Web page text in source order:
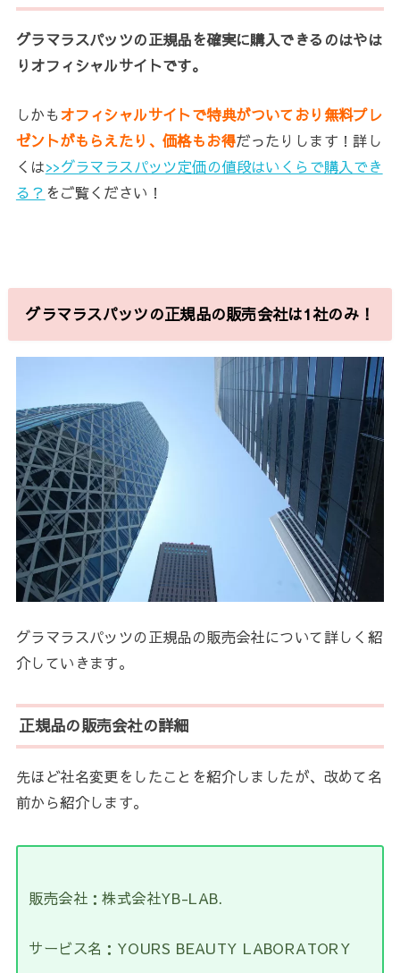
グラマラスパッツの正規品を確実に購入できるのはやは
りオフィシャルサイトです。
しかもオフィシャルサイトで特典がついており無料プレ
ゼントがもらえたり、価格もお得だったりします！詳し
くは>>グラマラスパッツ定価の値段はいくらで購入でき
る？ をご覧ください！
グラマラスパッツの正規品の販売会社は1社のみ！
グラマラスパッツの正規品の販売会社について詳しく紹
介していきます。
正規品の販売会社の詳細
先ほど社名変更をしたことを紹介しましたが、改めて名
前から紹介します。
販売会社：株式会社YB-LAB.
サービス名：YOURS BEAUTY LABORATORY